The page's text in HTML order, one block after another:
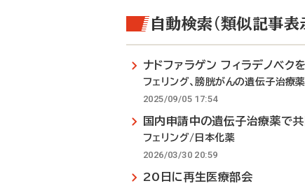
自動検索（類似記事表
ナドファラゲン フィラデノベク
フェリング、膀胱がんの遺伝子治療薬
2025/09/05 17:54
国内申請中の遺伝子治療薬で
フェリング/日本化薬
2026/03/30 20:59
20日に再生医療部会